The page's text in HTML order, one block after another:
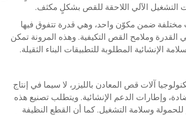
التشغيل الآلي اللاحقة للقص بشكلٍ مكثف.
مختلفة ضمن مكوّن واحد، وهي قدرة تتفوق فيها
وملامح القص التكيفية. وهذه المرونة تمكن
الإنشائية المطلوبة للتطبيقات البناء الثقيلة.
آلات قص المعادن بالليزر، لا سيما في إنتاج
وإطارات الدعم الإنشائية. ويتطلب تصنيع هذه
للحمولة وسلامة التشغيل. كما أن القطع النظيفة